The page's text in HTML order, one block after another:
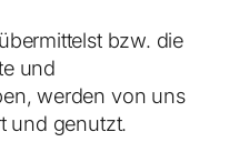
bzw. die
und
werden von uns
und genutzt.